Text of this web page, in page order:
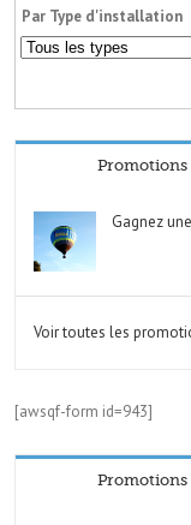
Par Type d'installation
Promotions
Gagnez
Voir toutes les
[awsqf-form id=943]
Promotions